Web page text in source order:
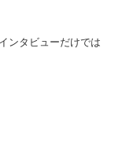
ンタビューだけでは